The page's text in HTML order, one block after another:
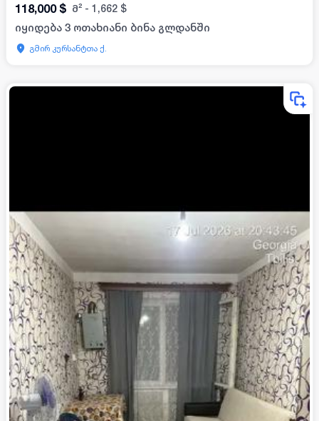
118,000 $ მ² - 1,662 $
იყიდება 3 ოთახიანი ბინა გლდანში
გმირ კურსანტთა ქ.